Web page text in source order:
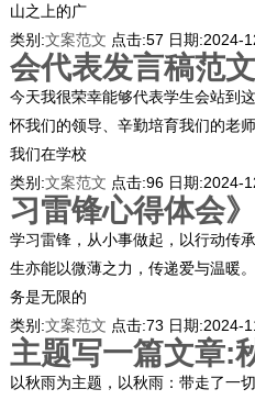
山之上的广
类别:文案范文 点击:57 日期:2024-
会代表发言稿范文
今天我很荣幸能够代表学生会站到
怀我们的领导、辛勤培育我们的老
我们在学校
类别:文案范文 点击:96 日期:2024-
习雷锋心得体会
学习雷锋，从小事做起，以行动传
生亦能以微薄之力，传递爱与温暖
务是无限的
类别:文案范文 点击:73 日期:2024-
主题写一篇文章:
以秋雨为主题，以秋雨：带走了一